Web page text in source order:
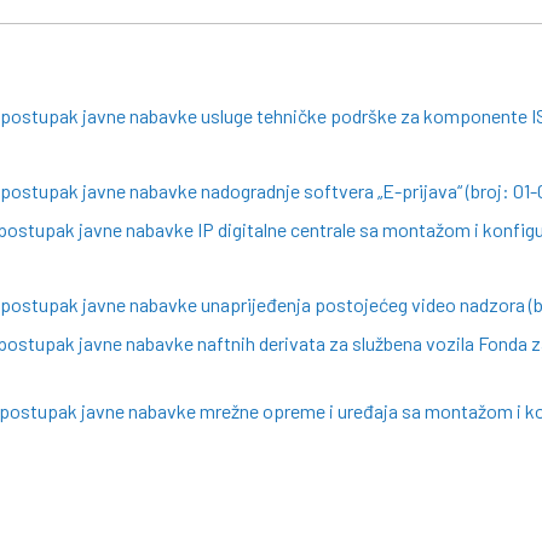
javne nabavke usluge tehničke podrške za komponente
javne nabavke nadogradnje softvera „E-prijava“ (broj:
javne nabavke IP digitalne centrale sa montažom i
javne nabavke unaprijeđenja postojećeg video nadzora
javne nabavke naftnih derivata za službena vozila
javne nabavke mrežne opreme i uređaja sa montažom i